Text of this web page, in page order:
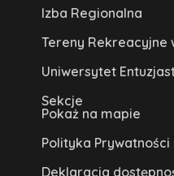
Izba Regionalna
Tereny Rekreacyjne
Uniwersytet
Sekcje
Pokaż na mapie
Polityka Prywatności
Deklaracja